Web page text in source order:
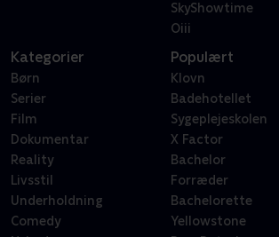
SkyShowtime
Oiii
Kategorier
Børn
Serier
Film
Dokumentar
Reality
Livsstil
Underholdning
Comedy
Populært
Klovn
Badehotellet
Sygeplejeskolen
X Factor
Bachelor
Forræder
Bachelorette
Yellowstone